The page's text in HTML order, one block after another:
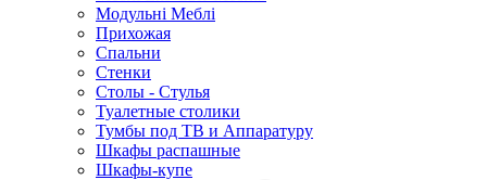
Модульні Меблі
Прихожая
Спальни
Стенки
Столы - Стулья
Туалетные столики
Тумбы под ТВ и Аппаратуру
Шкафы распашные
Шкафы-купе